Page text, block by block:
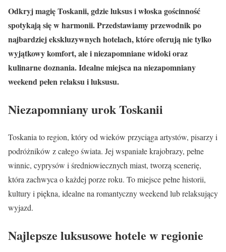
Odkryj magię Toskanii, gdzie luksus i włoska gościnność
spotykają się w harmonii. Przedstawiamy przewodnik po
najbardziej ekskluzywnych hotelach, które oferują nie tylko
wyjątkowy komfort, ale i niezapomniane widoki oraz
kulinarne doznania. Idealne miejsca na niezapomniany
weekend pełen relaksu i luksusu.
Niezapomniany urok Toskanii
Toskania to region, który od wieków przyciąga artystów, pisarzy i
podróżników z całego świata. Jej wspaniałe krajobrazy, pełne
winnic, cyprysów i średniowiecznych miast, tworzą scenerię,
która zachwyca o każdej porze roku. To miejsce pełne historii,
kultury i piękna, idealne na romantyczny weekend lub relaksujący
wyjazd.
Najlepsze luksusowe hotele w regionie